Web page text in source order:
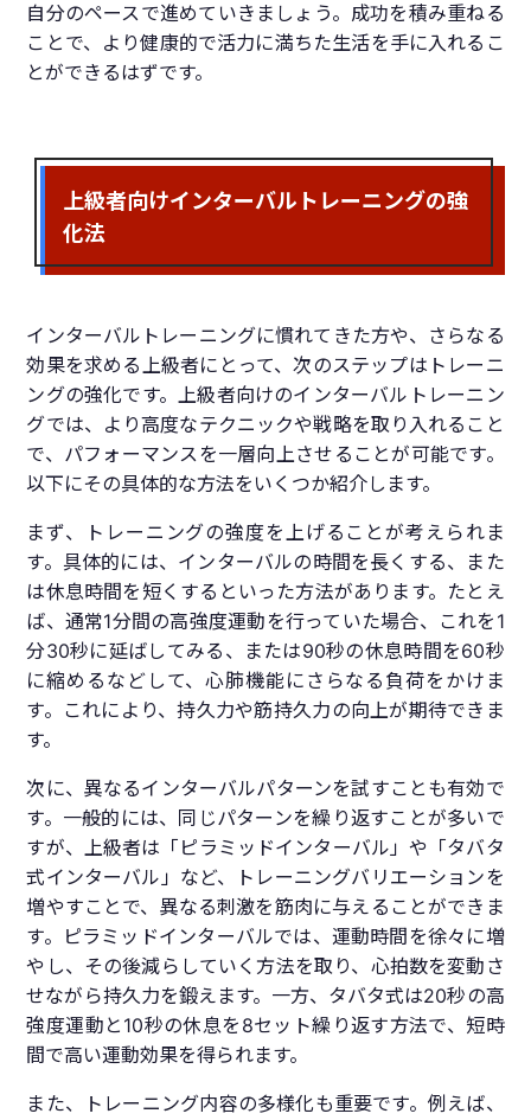
自分のペースで進めていきましょう。成功を積み重ねる
ことで、より健康的で活力に満ちた生活を手に入れるこ
とができるはずです。
上級者向けインターバルトレーニングの強
化法
インターバルトレーニングに慣れてきた方や、さらなる
効果を求める上級者にとって、次のステップはトレーニ
ングの強化です。上級者向けのインターバルトレーニン
グでは、より高度なテクニックや戦略を取り入れること
で、パフォーマンスを一層向上させることが可能です。
以下にその具体的な方法をいくつか紹介します。
まず、トレーニングの強度を上げることが考えられま
す。具体的には、インターバルの時間を長くする、また
は休息時間を短くするといった方法があります。たとえ
ば、通常1分間の高強度運動を行っていた場合、これを1
分30秒に延ばしてみる、または90秒の休息時間を60秒
に縮めるなどして、心肺機能にさらなる負荷をかけま
す。これにより、持久力や筋持久力の向上が期待できま
す。
次に、異なるインターバルパターンを試すことも有効で
す。一般的には、同じパターンを繰り返すことが多いで
すが、上級者は「ピラミッドインターバル」や「タバタ
式インターバル」など、トレーニングバリエーションを
増やすことで、異なる刺激を筋肉に与えることができま
す。ピラミッドインターバルでは、運動時間を徐々に増
やし、その後減らしていく方法を取り、心拍数を変動さ
せながら持久力を鍛えます。一方、タバタ式は20秒の高
強度運動と10秒の休息を8セット繰り返す方法で、短時
間で高い運動効果を得られます。
また、トレーニング内容の多様化も重要です。例えば、